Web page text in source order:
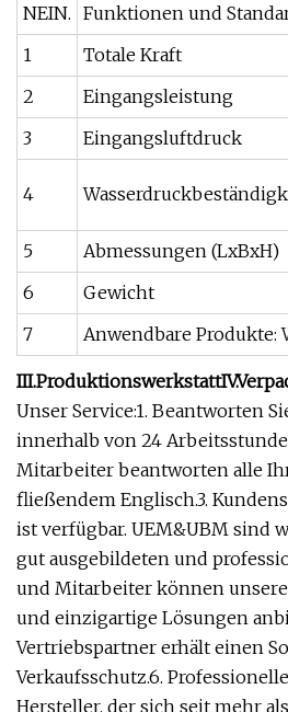
NEIN. Funktionen und
1
Totale Kraft
2
Eingangsleistung
3
Eingangsluftdruck
4
5
Abmessungen (LxBxH)
6
Gewicht
7
Anwendbare Produkte:
Unser Service:1. Beantworten
innerhalb von 24
Mitarbeiter beantworten alle
fließendem Englisch.3.
ist verfügbar. UEM&UBM sind
gut ausgebildeten und
und Mitarbeiter können
und einzigartige Lösungen
Vertriebspartner erhält einen
Verkaufsschutz.6.
Hersteller, der sich seit mehr